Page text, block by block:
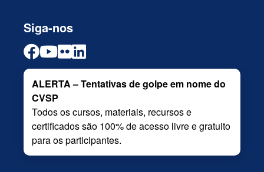
Siga-nos
ALERTA – Tentativas de golpe em nome do
CVSP
Todos os cursos, materiais, recursos e
certificados são 100% de acesso livre e gratuito
para os participantes.